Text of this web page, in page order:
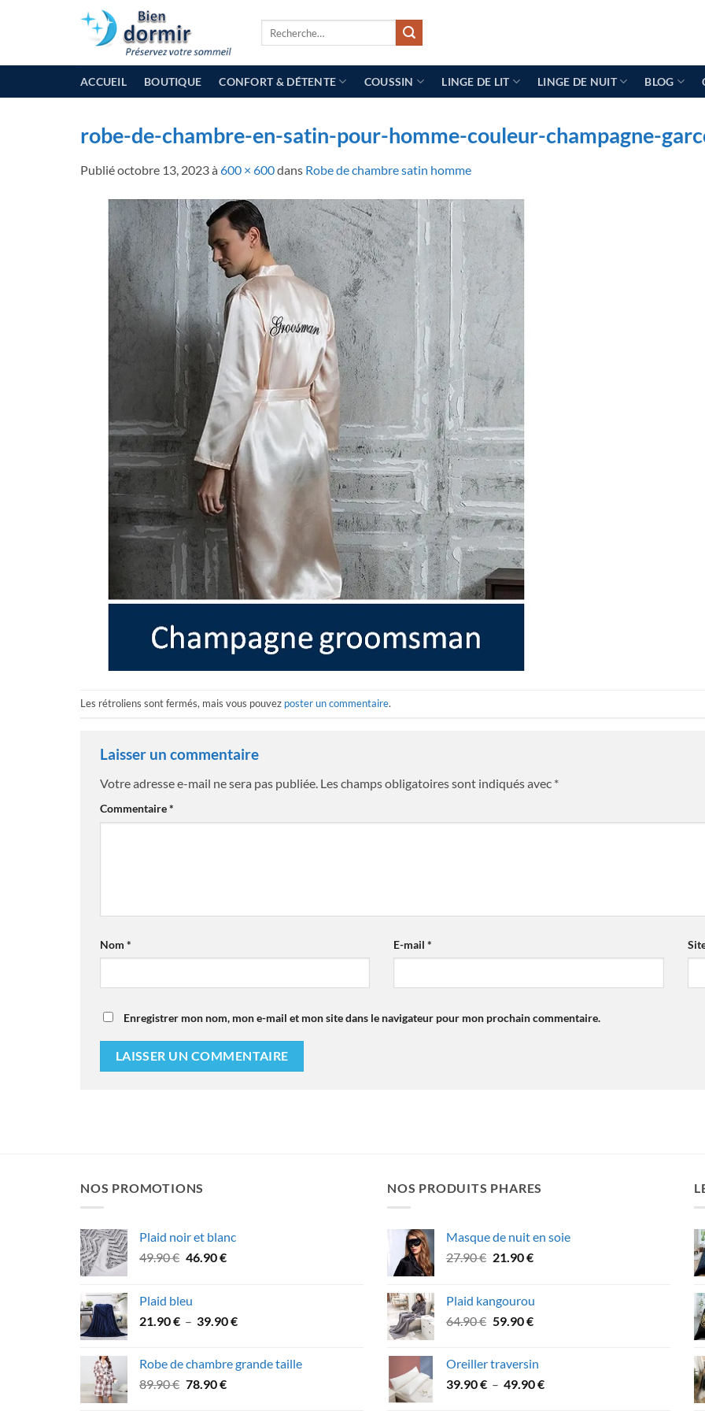
ACCUEIL BOUTIQUE CONFORT & DÉTENTE COUSSIN LINGE DE LIT LINGE DE NUIT BLOG
robe-de-chambre-en-satin-pour-homme-couleur-champagne-
Publiéoctobre 13, 2023à 600 × 600dans Robe de chambre satin homme
Les rétroliens sont fermés, mais vous pouvez poster un commentaire.
Laisser un commentaire
Votre adresse e-mail ne sera pas publiée. Les champs obligatoires sont indiqués avec *
Commentaire*
Nom * E-mail*
Enregistrer mon nom, mon e-mail et mon site dans le navigateur pour mon prochain commentaire.
NOS PROMOTIONS
Plaid noir et blanc
49.90€ Le
était :
49.90 €.
46.90€Le
46.90 €.
Plaid bleu
21.90€ – 39.90€Plage
21.90 €
Robe de chambre grande taille
89.90€ Le
78.90€Le
NOS PRODUITS PHARES
Masque de nuit en soie
27.90€ Le
était :
27.90 €.
21.90€Le
est :
21.90 €.
Plaid kangourou
64.90€ Le
était :
64.90 €.
59.90€Le
est :
59.90 €.
Oreiller traversin
39.90€ – 49.90€Plage